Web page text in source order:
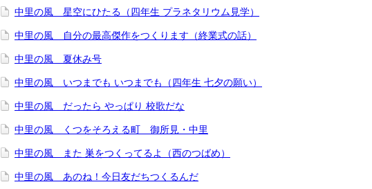
中里の風 星空にひたる（四年生 プラネタリウム見学）
中里の風 自分の最高傑作をつくります（終業式の話）
中里の風 夏休み号
中里の風 いつまでも いつまでも（四年生 七夕の願い）
中里の風 だったら やっぱり 校歌だな
中里の風 くつをそろえる町 御所見・中里
中里の風 また 巣をつくってるよ（西のつばめ）
中里の風 あのね！今日友だちつくるんだ